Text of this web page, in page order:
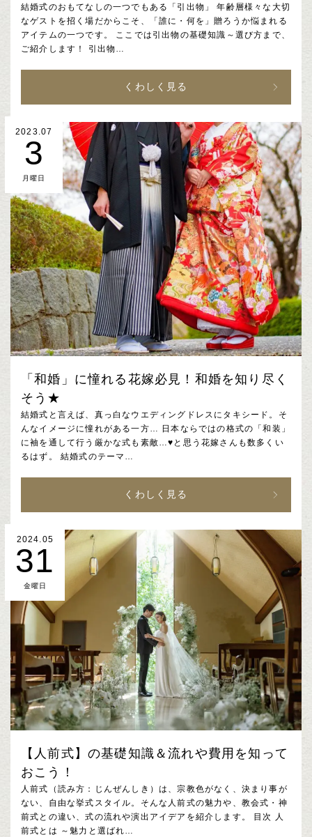
結婚式のおもてなしの一つでもある「引出物」 年齢層様々な大切
なゲストを招く場だからこそ、「誰に・何を」贈ろうか悩まれる
アイテムの一つです。 ここでは引出物の基礎知識～選び方まで、
ご紹介します！ 引出物…
くわしく見る
2023.07
3
月曜日
「和婚」に憧れる花嫁必見！和婚を知り尽く
そう★
結婚式と言えば、真っ白なウエディングドレスにタキシード。そ
んなイメージに憧れがある一方… 日本ならではの格式の「和装」
に袖を通して行う厳かな式も素敵…♥と思う花嫁さんも数多くい
るはず。 結婚式のテーマ…
くわしく見る
2024.05
31
金曜日
【人前式】の基礎知識＆流れや費用を知って
おこう！
人前式（読み方：じんぜんしき）は、宗教色がなく、決まり事が
ない、自由な挙式スタイル。そんな人前式の魅力や、教会式・神
前式との違い、式の流れや演出アイデアを紹介します。 目次 人
前式とは ～魅力と選ばれ…